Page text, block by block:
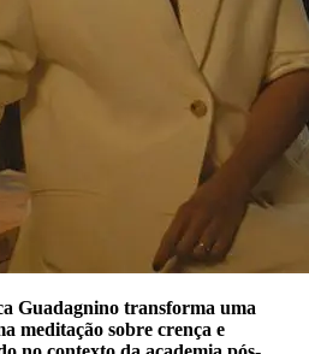
Guadagnino transforma uma
meditação sobre crença e